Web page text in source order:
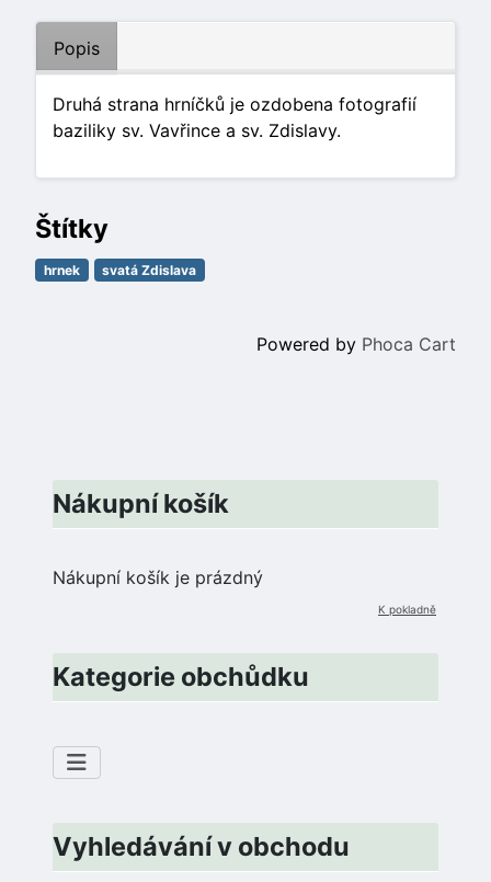
Nákupní košík
Nákupní košík je prázdný
K pokladně
Kategorie obchůdku
Vyhledávání v obchodu
Popis
Druhá strana hrníčků je ozdobena fotografií
baziliky sv. Vavřince a sv. Zdislavy.
Štítky
hrnek svatá Zdislava
Powered by Phoca Cart